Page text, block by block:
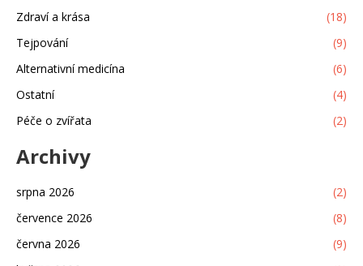
Zdraví a krása
(18)
Tejpování
(9)
Alternativní medicína
(6)
Ostatní
(4)
Péče o zvířata
(2)
Archivy
srpna 2026
(2)
července 2026
(8)
června 2026
(9)